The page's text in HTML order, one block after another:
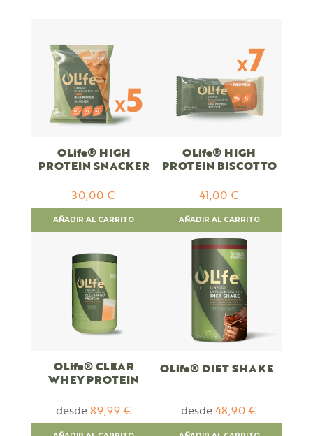
OLife® HIGH
PROTEIN SNACKER
30,00 €
AÑADIR AL CARRITO
OLife® HIGH
PROTEIN BISCOTTO
41,00 €
AÑADIR AL CARRITO
OLife® CLEAR
WHEY PROTEIN
desde89,99 €
OLife® DIET SHAKE
desde48,90 €